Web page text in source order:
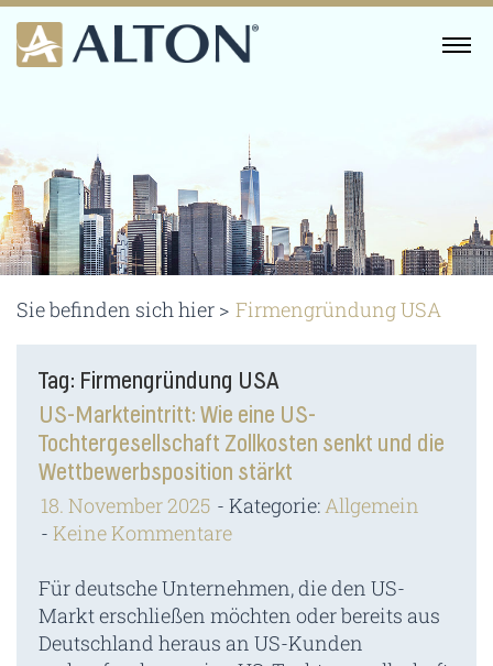
Skip
content
Sie befinden sich hier > Firmengründung USA
Tag: Firmengründung USA
US-Markteintritt: Wie eine US-
Tochtergesellschaft Zollkosten senkt und die
Wettbewerbsposition stärkt
18. November 2025 Kategorie:Allgemein
Keine Kommentare
Für deutsche Unternehmen, die den US-
Markt erschließen möchten oder bereits aus
Deutschland heraus an US-Kunden